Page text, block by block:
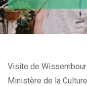
Visite de
Ministère de la